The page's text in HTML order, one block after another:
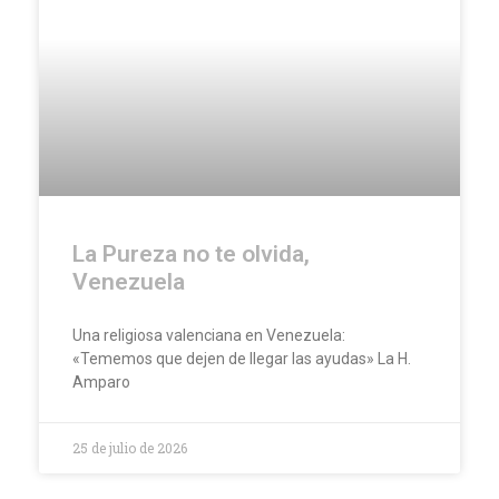
La Pureza no te olvida,
Venezuela
Una religiosa valenciana en Venezuela:
«Tememos que dejen de llegar las ayudas» La H.
Amparo
25 de julio de 2026